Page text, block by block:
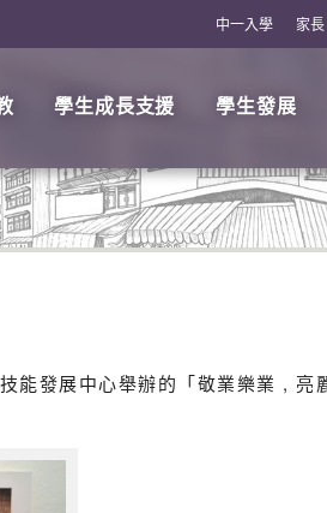
中一入學 家長
學生成長支援 學生發展
發展中心舉辦的「敬業樂業 , 亮